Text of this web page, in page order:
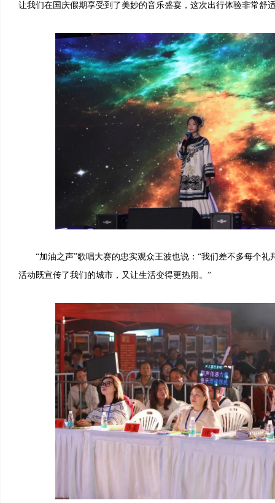
让我们在国庆假期享受到了美妙的音乐盛宴，这次出行体验非常舒
“加油之声”歌唱大赛的忠实观众王波也说：“我们差不多每个礼
活动既宣传了我们的城市，又让生活变得更热闹。”